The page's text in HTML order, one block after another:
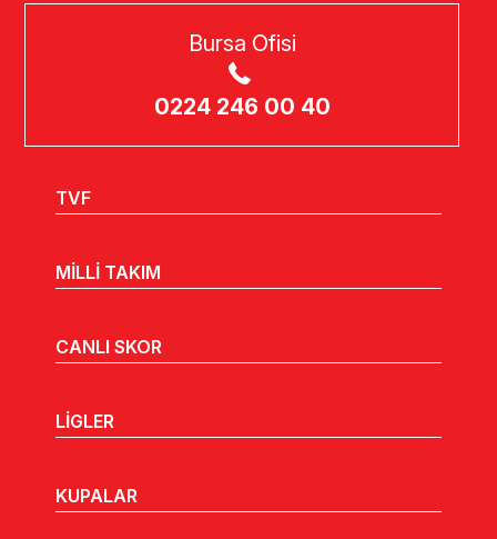
Bursa Ofisi
0224 246 00 40
TVF
MİLLİ TAKIM
CANLI SKOR
LİGLER
KUPALAR